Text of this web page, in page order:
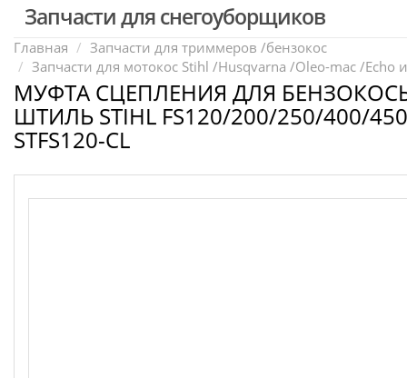
Запчасти для УШМ (болгарок)
Запчасти для электроинструмента другие
Конденсаторы
Якоря, статоры
Аккумуляторы, зарядные устройства
Скидка 50%
Запчасти для снегоуборщиков
Главная
Запчасти для триммеров /бензокос
Запчасти для мотокос Stihl /Husqvarna /Oleo-mac /Echo
МУФТА СЦЕПЛЕНИЯ ДЛЯ
ШТИЛЬ STIHL FS120/200/250/400/
STFS120-CL